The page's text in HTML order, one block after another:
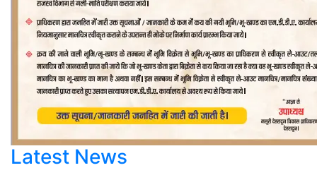
Latest News